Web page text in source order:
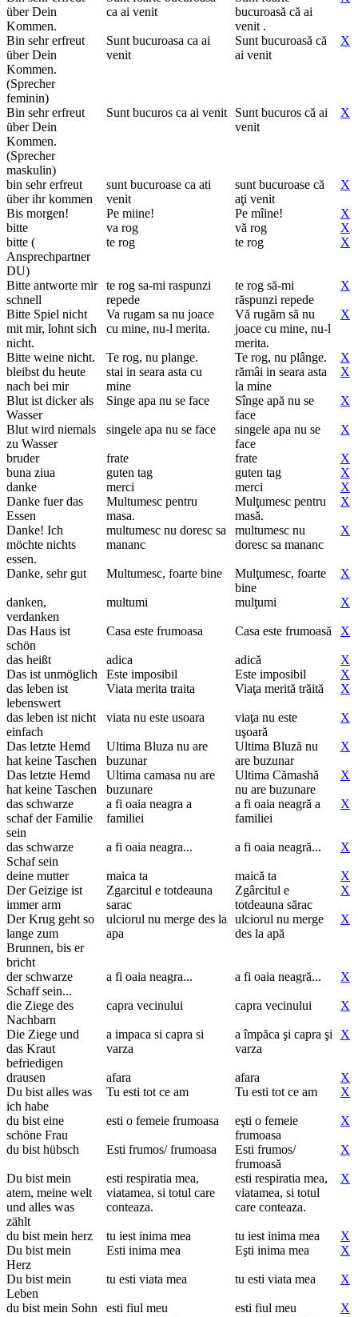
über Dein
Kommen.
ca ai venit
bucuroasă că ai
venit .
Bin sehr erfreut
über Dein
Kommen.
(Sprecher
feminin)
Sunt bucuroasa ca ai
venit
Sunt bucuroasă că
ai venit
X
Bin sehr erfreut
über Dein
Kommen.
(Sprecher
maskulin)
Sunt bucuros ca ai venit
Sunt bucuros că ai
venit
X
bin sehr erfreut
über ihr kommen
sunt bucuroase ca ati
venit
sunt bucuroase că
aţi venit
X
Bis morgen! Pe miine! Pe mîine!
X
bitte
va rog vă rog
X
bitte (
Ansprechpartner
DU)
te rog te rog X
Bitte antworte mir
schnell
te rog sa-mi raspunzi
repede
te rog să-mi
răspunzi repede
X
Bitte Spiel nicht
mit mir, lohnt sich
nicht.
Va rugam sa nu joace
cu mine, nu-l merita.
Vă rugăm să nu
joace cu mine, nu-l
merita.
X
Bitte weine nicht. Te rog, nu plange. Te rog, nu plânge.
X
bleibst du heute
nach bei mir
stai in seara asta cu
mine
rămâi in seara asta
la mine
X
Blut ist dicker als
Wasser
Singe apa nu se face
Sînge apă nu se
face
X
Blut wird niemals
zu Wasser
singele apa nu se face
singele apa nu se
face
X
bruder frate frate
X
buna ziua
guten tag guten tag
X
danke
merci merci
X
Danke fuer das
Essen
Multumesc pentru
masa.
Mulţumesc pentru
masă.
X
Danke! Ich
möchte nichts
essen.
multumesc nu doresc sa
mananc
multumesc nu
doresc sa mananc
X
Danke, sehr gut Multumesc, foarte bine
Mulţumesc, foarte
bine
X
danken,
verdanken
multumi mulţumi X
Das Haus ist
schön
Casa este frumoasa Casa este frumoasă X
das heißt adica adică
X
Das ist unmöglich
Este imposibil Este imposibil
X
das leben ist
lebenswert
Viata merita traita Viaţa merită trăită X
das leben ist nicht
einfach
viata nu este usoara
viaţa nu este
uşoară
X
Das letzte Hemd
hat keine Taschen
Ultima Bluza nu are
buzunar
Ultima Bluză nu
are buzunar
X
Das letzte Hemd
hat keine Taschen
Ultima camasa nu are
buzunare
Ultima Cămashă
nu are buzunare
X
das schwarze
schaf der Familie
sein
a fi oaia neagra a
familiei
a fi oaia neagră a
familiei
X
das schwarze
Schaf sein
a fi oaia neagra... a fi oaia neagră... X
deine mutter maica ta maică ta
X
Der Geizige ist
immer arm
Zgarcitul e totdeauna
sarac
Zgârcitul e
totdeauna sărac
X
Der Krug geht so
lange zum
Brunnen, bis er
bricht
ulciorul nu merge des la
apa
ulciorul nu merge
des la apă
X
der schwarze
Schaff sein...
a fi oaia neagra... a fi oaia neagră... X
die Ziege des
Nachbarn
capra vecinului capra vecinului X
Die Ziege und
das Kraut
befriedigen
a impaca si capra si
varza
a împăca şi capra şi
varza
X
drausen afara afara
X
Du bist alles was
ich habe
Tu esti tot ce am Tu esti tot ce am X
du bist eine
schöne Frau
esti o femeie frumoasa
eşti o femeie
frumoasa
X
du bist hübsch Esti frumos/ frumoasa
Esti frumos/
frumoasă
X
Du bist mein
atem, meine welt
und alles was
zählt
esti respiratia mea,
viatamea, si totul care
conteaza.
esti respiratia mea,
viatamea, si totul
care conteaza.
X
du bist mein herz tu iest inima mea tu iest inima mea
X
Du bist mein
Herz
Esti inima mea Eşti inima mea X
Du bist mein
Leben
tu esti viata mea tu esti viata mea X
du bist mein Sohn esti fiul meu esti fiul meu
X